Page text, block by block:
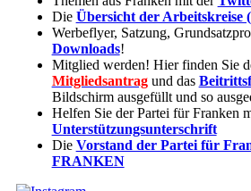
Die Übersicht der Arbeitskreise
Werbeflyer, Satzung,
Downloads!
Mitglied werden! Hier finden Sie
Mitgliedsantragund das
Bildschirm ausgefüllt und so
Helfen Sie der Partei für Franken
Unterstützungsunterschrift
Die Vorstand der Partei für
FRANKEN